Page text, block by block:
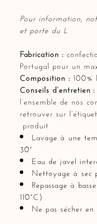
Pour information,
et porte du L
Fabrication :
Portugal pour un
Composition : 100%
Conseils d’entretien :
l’ensemble de nos
retrouver sur
produit
Lavage à une
30°
Eau de javel
Nettoyage à sec
Repassage à
110°C)
Ne pas sécher en